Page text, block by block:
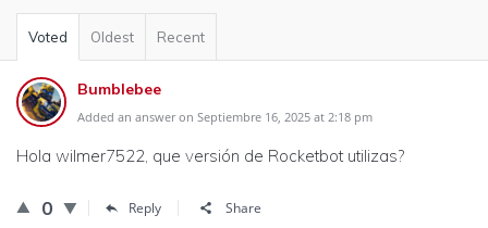
Voted Oldest Recent
Bumblebee
Added an answer on Septiembre 16, 2025 at 2:18 pm
Hola wilmer7522, que versión de Rocketbot utilizas?
0 Reply Share